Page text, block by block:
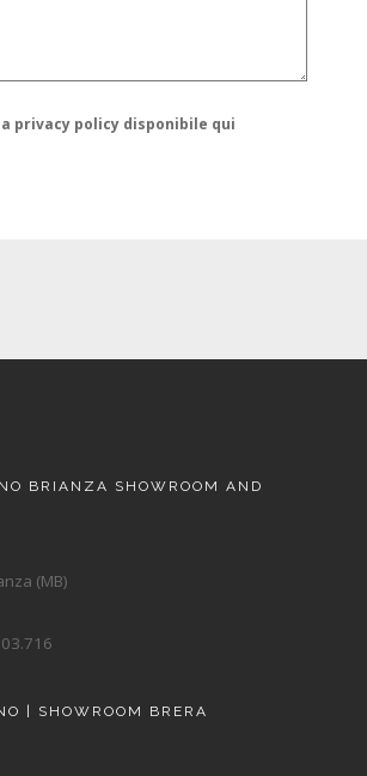
privacy policy disponibile qui
BRIANZA SHOWROOM AND
(MB)
| SHOWROOM BRERA